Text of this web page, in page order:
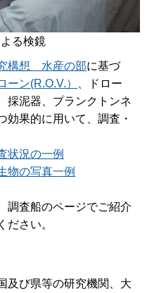
る検鏡
構想 水産の部に基づ
ーン(R.O.V.）
、ドロー
採泥器、プランクトンネ
効果的に用いて、調査・
状況の一例
物の写真一例
調査船のページでご紹介
ださい。
及び県等の研究機関、大